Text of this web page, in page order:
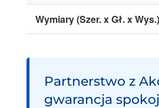
Wymiary (Szer. x Gł. x Wys.)
Partnerstwo z
gwarancja